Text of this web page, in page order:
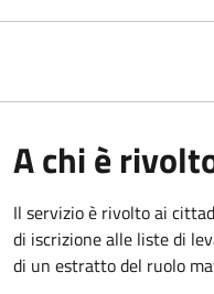
A chi è
Il servizio è rivolto ai
di iscrizione alle liste di
di un estratto del ruolo